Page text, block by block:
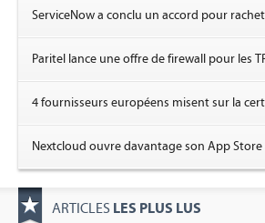
ServiceNow a conclu un accord pour
Paritel lance une offre de firewall pour les
4 fournisseurs européens misent sur la
Nextcloud ouvre davantage son App Store
ARTICLES LES PLUS LUS